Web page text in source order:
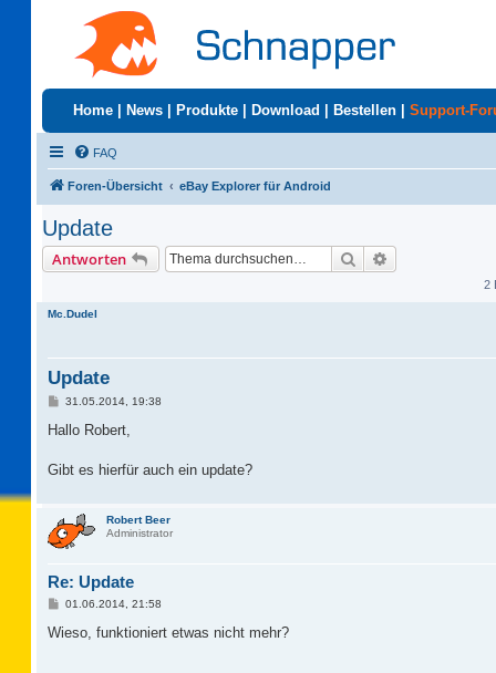
Home News Produkte Download Bestellen Support-
FAQ
Foren-Übersicht eBay Explorer für Android
Update
Antworten Suche
2
Mc.Dudel
Update
B
i
a
31.05.2014, 19:38
Hallo Robert,
Gibt es hierfür auch ein update?
Robert Beer
Administrator
Re: Update
B
i
01.06.2014, 21:58
Wieso, funktioniert etwas nicht mehr?